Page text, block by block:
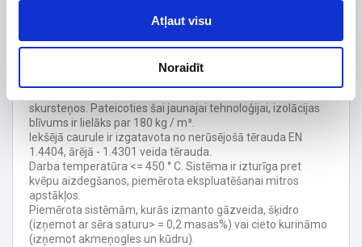
Atļaut visu
Noraidīt
Jaunās konstrukcijas skursteņu izolācija ir 25 mm bieza,
Pateicoties mazākam ārējam diametram skursteņi
izskatās estētiski pievilcīgāki, vieglāka elementu montāža,
skursteņos. Pateicoties šai jaunajai tehnoloģijai, izolācijas
blīvums ir lielāks par 180 kg / m³.
Iekšējā caurule ir izgatavota no nerūsējošā tērauda EN
1.4404, ārējā - 1.4301 veida tērauda.
Darba temperatūra <= 450 ° C. Sistēma ir izturīga pret
kvēpu aizdegšanos, piemērota ekspluatēšanai mitros
apstākļos.
Piemērota sistēmām, kurās izmanto gāzveida, šķidro
(izņemot ar sēra saturu> = 0,2 masas%) vai cieto kurināmo
(izņemot akmeņogles un kūdru).